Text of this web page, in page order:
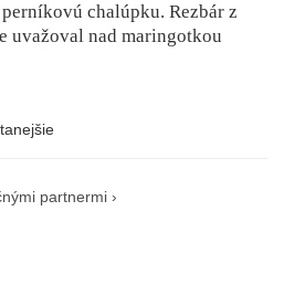
chalúpku. Rezbár z
uvažoval nad maringotkou
partnermi ›